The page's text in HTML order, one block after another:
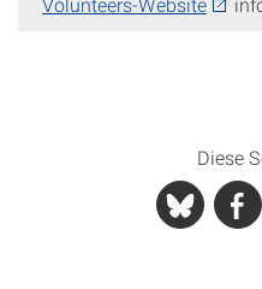
Diese